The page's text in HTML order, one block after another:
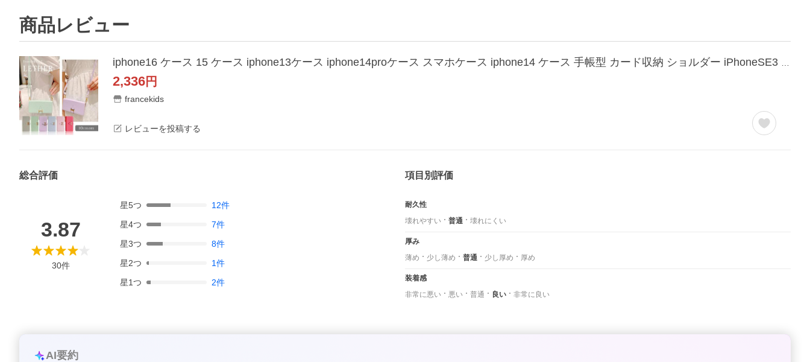
商品レビュー
2,336円
francekids
レビューを投稿する
総合評価
3.87
30件
星5つ 12件
星4つ 7件
星3つ 8件
星2つ 1件
星1つ 2件
項目別評価
耐久性
壊れやすい
普通 壊れにくい
厚み
薄め
少し薄め 普通 少し厚め 厚め
装着感
非常に悪い
悪い 普通 良い 非常に良い
AI要約